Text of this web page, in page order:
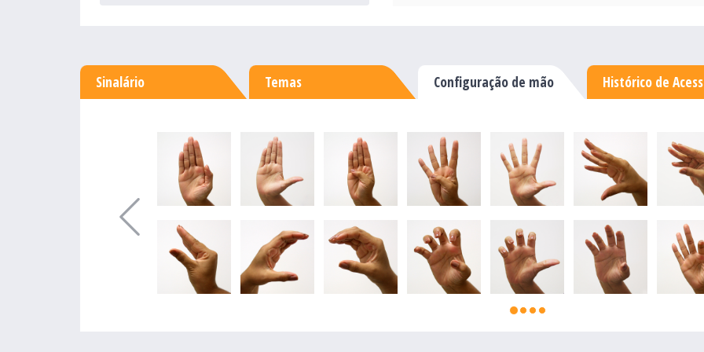
Sinalário Temas Configuração de mão Histórico de